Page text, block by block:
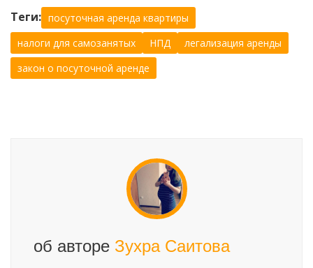
Теги: посуточная аренда квартиры
налоги для самозанятых
НПД
легализация аренды
закон о посуточной аренде
об авторе Зухра Саитова